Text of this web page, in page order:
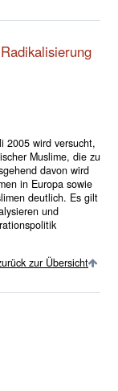
2005 wird versucht,
Muslime, die zu
davon wird
in Europa sowie
deutlich. Es gilt
und
zur Übersicht